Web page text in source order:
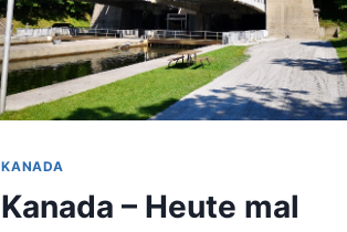
KANADA
Kanada – Heute mal